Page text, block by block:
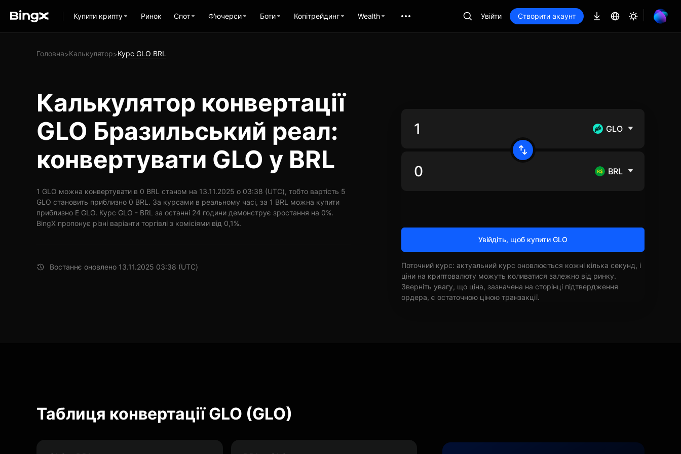
Купити крипту Ринок Спот Ф'ючерси Боти Копітрейдинг Wealth Увійти Створити акаунт
Головна>Калькулятор>Курс GLO BRL
Калькулятор конвертації
GLO Бразильський реал:
конвертувати GLO у BRL
1 GLO можна конвертувати в 0 BRL станом на 13.11.2025 о 03:38 (UTC), тобто вартість 5
GLO становить приблизно 0 BRL. За курсами в реальному часі, за 1 BRL можна купити
приблизно E GLO. Курс GLO - BRL за останні 24 години демонструє зростання на 0%.
BingX пропонує різні варіанти торгівлі з комісіями від 0,1%.
Востаннє оновлено 13.11.2025 03:38 (UTC)
GLO
BRL
Увійдіть, щоб купити GLO
Поточний курс: актуальний курс оновлюється кожні кілька секунд, і
ціни на криптовалюту можуть коливатися залежно від ринку.
Зверніть увагу, що ціна, зазначена на сторінці підтвердження
ордера, є остаточною ціною транзакції.
Таблиця конвертації GLO (GLO)